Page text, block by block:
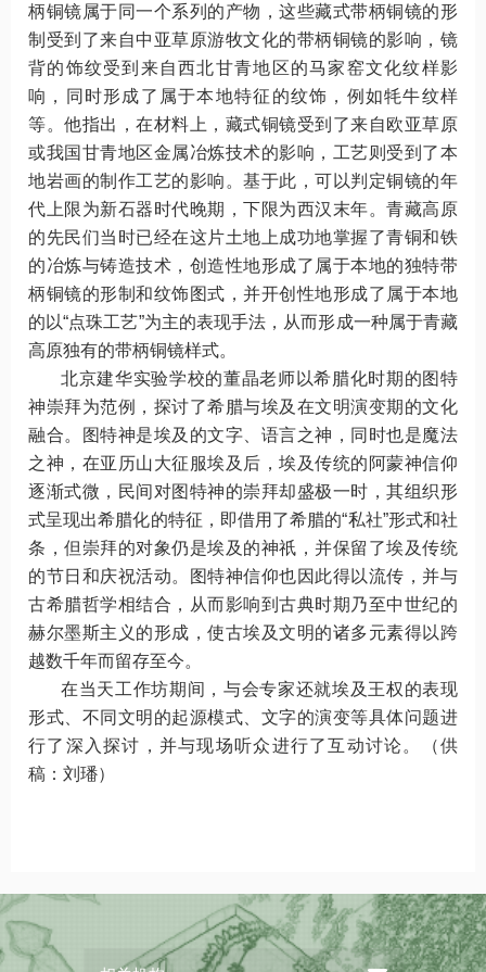
柄铜镜属于同一个系列的产物，这些藏式带柄铜镜的形
制受到了来自中亚草原游牧文化的带柄铜镜的影响，镜
背的饰纹受到来自西北甘青地区的马家窑文化纹样影
响，同时形成了属于本地特征的纹饰，例如牦牛纹样
等。他指出，在材料上，藏式铜镜受到了来自欧亚草原
或我国甘青地区金属冶炼技术的影响，工艺则受到了本
地岩画的制作工艺的影响。基于此，可以判定铜镜的年
代上限为新石器时代晚期，下限为西汉末年。青藏高原
的先民们当时已经在这片土地上成功地掌握了青铜和铁
的冶炼与铸造技术，创造性地形成了属于本地的独特带
柄铜镜的形制和纹饰图式，并开创性地形成了属于本地
的以“点珠工艺”为主的表现手法，从而形成一种属于青藏
高原独有的带柄铜镜样式。
北京建华实验学校的董晶老师以希腊化时期的图特
神崇拜为范例，探讨了希腊与埃及在文明演变期的文化
融合。图特神是埃及的文字、语言之神，同时也是魔法
之神，在亚历山大征服埃及后，埃及传统的阿蒙神信仰
逐渐式微，民间对图特神的崇拜却盛极一时，其组织形
式呈现出希腊化的特征，即借用了希腊的“私社”形式和社
条，但崇拜的对象仍是埃及的神祇，并保留了埃及传统
的节日和庆祝活动。图特神信仰也因此得以流传，并与
古希腊哲学相结合，从而影响到古典时期乃至中世纪的
赫尔墨斯主义的形成，使古埃及文明的诸多元素得以跨
越数千年而留存至今。
在当天工作坊期间，与会专家还就埃及王权的表现
形式、不同文明的起源模式、文字的演变等具体问题进
行了深入探讨，并与现场听众进行了互动讨论。（供
稿：刘璠）